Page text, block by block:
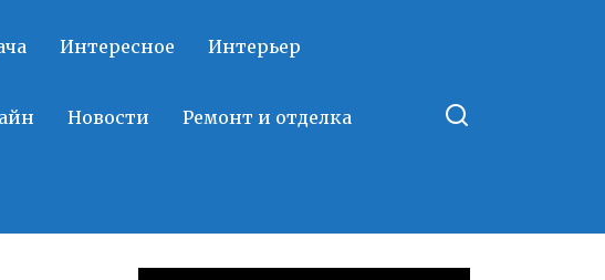
Интересное Интерьер
Новости Ремонт и отделка